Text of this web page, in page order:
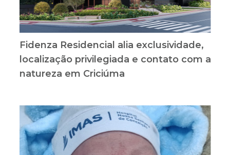
Fidenza Residencial alia exclusividade,
localização privilegiada e contato com a
natureza em Criciúma